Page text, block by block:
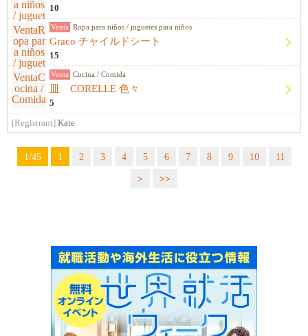
10
Venta Ropa para niños / juguetes para niños
Graco チャイルドシート
15
Venta Cocina / Comida
皿 CORELLE 色々
5
[Registrant] Kate
1/45 1 2 3 4 5 6 7 8 9 10
11
>
>>